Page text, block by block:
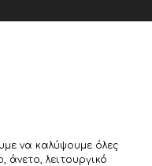
να καλύψουμε όλες
λειτουργικό